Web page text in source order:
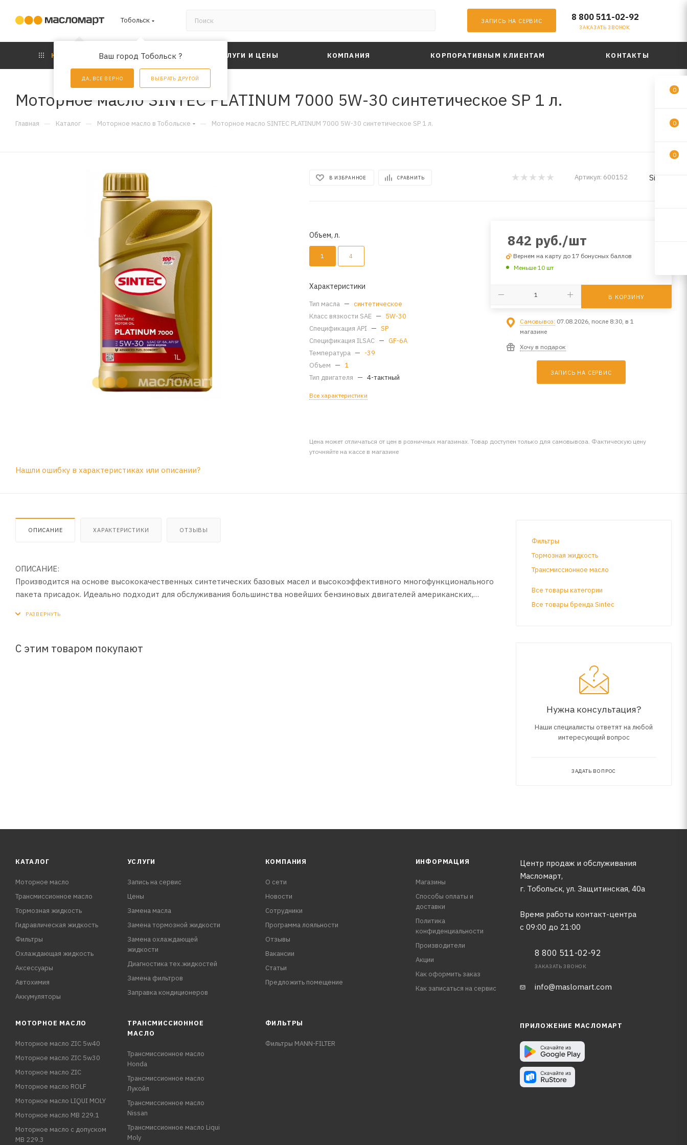
Тобольск
Ваш город Тобольск ?
ДА, ВСЕ ВЕРНО ВЫБРАТЬ ДРУГОЙ
ЗАПИСЬ НА СЕРВИС 8 800 511-02-92
ЗАКАЗАТЬ ЗВОНОК
КАТАЛОГ АКЦИИ УСЛУГИ И ЦЕНЫ КОМПАНИЯ КОРПОРАТИВНЫМ КЛИЕНТАМ КОНТАКТЫ
Моторное масло SINTEC PLATINUM 7000 5W-30 синтетическое SP 1 л.
Главная — Каталог — Моторное масло в Тобольске — Моторное масло SINTEC PLATINUM 7000 5W-30 синтетическое SP 1 л.
В ИЗБРАННОЕ СРАВНИТЬ Артикул: 600152 Sintec
Объем, л.
1 4
Характеристики
Тип масла — синтетическое
Класс вязкости SAE — 5W-30
Спецификация API — SP
Спецификация ILSAC — GF-6A
Температура — -39
Объем — 1
Тип двигателя — 4-тактный
Все характеристики
842 руб./шт
Вернем на карту до 17 бонусных баллов
Меньше 10 шт
В КОРЗИНУ
Самовывоз: 07.08.2026, после 8:30, в 1
магазине
Хочу в подарок
ЗАПИСЬ НА СЕРВИС
Цена может отличаться от цен в розничных магазинах. Товар доступен только для самовывоза. Фактическую цену
уточняйте на кассе в магазине
Нашли ошибку в характеристиках или описании?
ОПИСАНИЕ ХАРАКТЕРИСТИКИ ОТЗЫВЫ
ОПИСАНИЕ:
Производится на основе высококачественных синтетических базовых масел и высокоэффективного многофункционального
пакета присадок. Идеально подходит для обслуживания большинства новейших бензиновых двигателей американских,
С этим товаром покупают
Фильтры
Тормозная жидкость
Трансмиссионное масло
Все товары категории
Все товары бренда Sintec
Нужна консультация?
Наши специалисты ответят на любой
интересующий вопрос
ЗАДАТЬ ВОПРОС
КАТАЛОГ
Моторное масло
Трансмиссионное масло
Тормозная жидкость
Гидравлическая жидкость
Фильтры
Охлаждающая жидкость
Аксессуары
Автохимия
Аккумуляторы
УСЛУГИ
Запись на сервис
Цены
Замена масла
Замена тормозной жидкости
Замена охлаждающей
жидкости
Диагностика тех.жидкостей
Замена фильтров
Заправка кондиционеров
КОМПАНИЯ
О сети
Новости
Сотрудники
Программа лояльности
Отзывы
Вакансии
Статьи
Предложить помещение
ИНФОРМАЦИЯ
Магазины
Способы оплаты и
доставки
Политика
конфиденциальности
Производители
Акции
Как оформить заказ
Как записаться на сервис
Центр продаж и обслуживания
Масломарт,
г. Тобольск, ул. Защитинская, 40а
Время работы контакт-центра
с 09:00 до 21:00
8 800 511-02-92
ЗАКАЗАТЬ ЗВОНОК
info@maslomart.com
МОТОРНОЕ МАСЛО
Моторное масло ZIC 5w40
Моторное масло ZIC 5w30
Моторное масло ZIC
Моторное масло ROLF
Моторное масло LIQUI MOLY
Моторное масло MB 229.1
Моторное масло с допуском
MB 229.3
ТРАНСМИССИОННОЕ
МАСЛО
Трансмиссионное масло
Honda
Трансмиссионное масло
Лукойл
Трансмиссионное масло
Nissan
Трансмиссионное масло Liqui
Moly
ФИЛЬТРЫ
Фильтры MANN-FILTER
ПРИЛОЖЕНИЕ МАСЛОМАРТ
0
0
0